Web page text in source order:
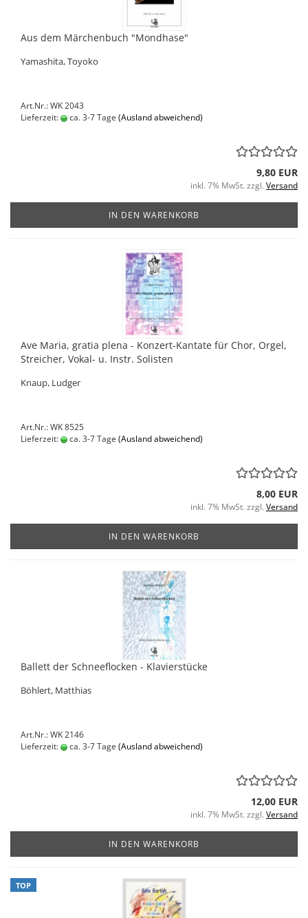
Aus dem Märchenbuch "Mondhase"
Yamashita, Toyoko
Art.Nr.: WK 2043
Lieferzeit:
ca. 3-7 Tage (Ausland abweichend)
9,80 EUR
inkl. 7% MwSt. zzgl. Versand
IN DEN WARENKORB
Ave Maria, gratia plena - Konzert-Kantate für Chor, Orgel,
Streicher, Vokal- u. Instr. Solisten
Knaup, Ludger
Art.Nr.: WK 8525
Lieferzeit:
ca. 3-7 Tage (Ausland abweichend)
8,00 EUR
inkl. 7% MwSt. zzgl. Versand
IN DEN WARENKORB
Ballett der Schneeflocken - Klavierstücke
Böhlert, Matthias
Art.Nr.: WK 2146
Lieferzeit:
ca. 3-7 Tage (Ausland abweichend)
12,00 EUR
inkl. 7% MwSt. zzgl. Versand
IN DEN WARENKORB
TOP